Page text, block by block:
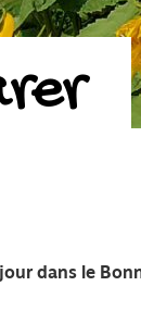
dans le